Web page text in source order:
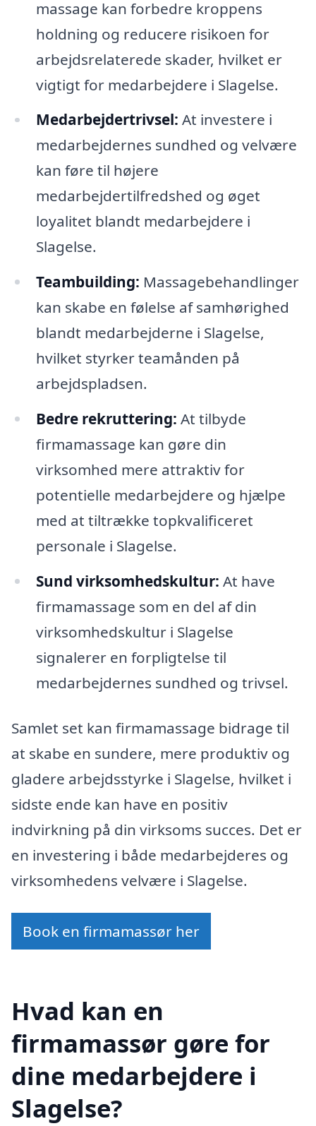
massage kan forbedre kroppens
holdning og reducere risikoen for
arbejdsrelaterede skader, hvilket er
vigtigt for medarbejdere i Slagelse.
Medarbejdertrivsel: At investere i
medarbejdernes sundhed og velvære
kan føre til højere
medarbejdertilfredshed og øget
loyalitet blandt medarbejdere i
Slagelse.
Teambuilding: Massagebehandlinger
kan skabe en følelse af samhørighed
blandt medarbejderne i Slagelse,
hvilket styrker teamånden på
arbejdspladsen.
Bedre rekruttering: At tilbyde
firmamassage kan gøre din
virksomhed mere attraktiv for
potentielle medarbejdere og hjælpe
med at tiltrække topkvalificeret
personale i Slagelse.
Sund virksomhedskultur: At have
firmamassage som en del af din
virksomhedskultur i Slagelse
signalerer en forpligtelse til
medarbejdernes sundhed og trivsel.
Samlet set kan firmamassage bidrage til
at skabe en sundere, mere produktiv og
gladere arbejdsstyrke i Slagelse, hvilket i
sidste ende kan have en positiv
indvirkning på din virksoms succes. Det er
en investering i både medarbejderes og
virksomhedens velvære i Slagelse.
Book en firmamassør her
Hvad kan en
firmamassør gøre for
dine medarbejdere i
Slagelse?